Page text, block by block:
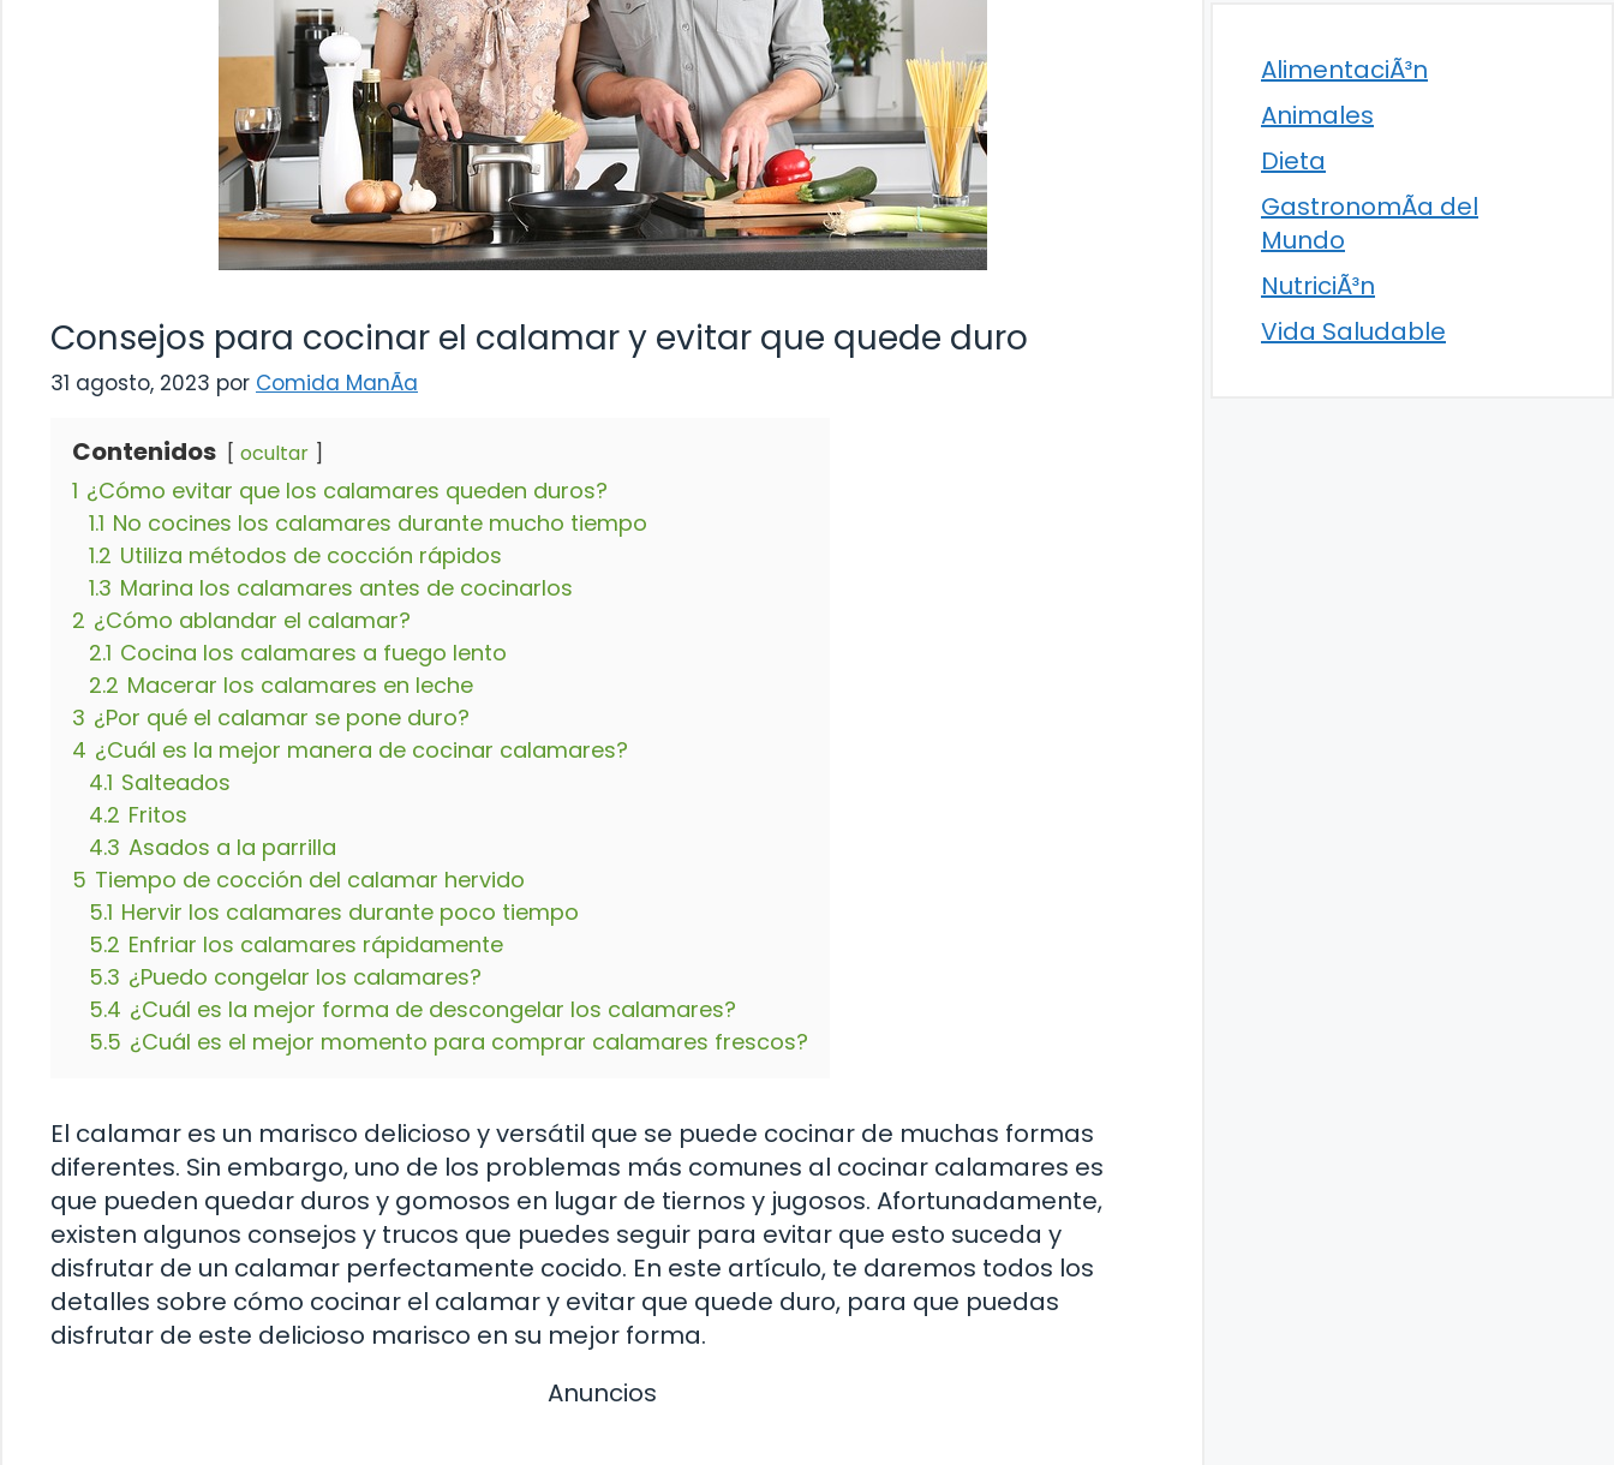
Consejos para cocinar el calamar y evitar que quede duro
31 agosto, 2023 por Comida ManÃ­a
Contenidos ocultar
1 ¿Cómo evitar que los calamares queden duros?
1.1 No cocines los calamares durante mucho tiempo
1.2 Utiliza métodos de cocción rápidos
1.3 Marina los calamares antes de cocinarlos
2 ¿Cómo ablandar el calamar?
2.1 Cocina los calamares a fuego lento
2.2 Macerar los calamares en leche
3 ¿Por qué el calamar se pone duro?
4 ¿Cuál es la mejor manera de cocinar calamares?
4.1 Salteados
4.2 Fritos
4.3 Asados a la parrilla
5 Tiempo de cocción del calamar hervido
5.1 Hervir los calamares durante poco tiempo
5.2 Enfriar los calamares rápidamente
5.3 ¿Puedo congelar los calamares?
5.4 ¿Cuál es la mejor forma de descongelar los calamares?
5.5 ¿Cuál es el mejor momento para comprar calamares frescos?
El calamar es un marisco delicioso y versátil que se puede cocinar de muchas formas
diferentes. Sin embargo, uno de los problemas más comunes al cocinar calamares es
que pueden quedar duros y gomosos en lugar de tiernos y jugosos. Afortunadamente,
existen algunos consejos y trucos que puedes seguir para evitar que esto suceda y
disfrutar de un calamar perfectamente cocido. En este artículo, te daremos todos los
detalles sobre cómo cocinar el calamar y evitar que quede duro, para que puedas
disfrutar de este delicioso marisco en su mejor forma.
Anuncios
AlimentaciÃ³n
Animales
Dieta
GastronomÃ­a del
Mundo
NutriciÃ³n
Vida Saludable